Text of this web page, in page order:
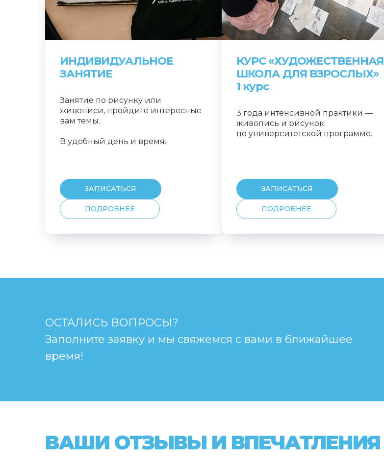
ИНДИВИДУАЛЬНОЕ
ЗАНЯТИЕ
Занятие по рисунку или
живописи, пройдите интересные
вам темы.
В удобный день и время.
ЗАПИСАТЬСЯ
ПОДРОБНЕЕ
КУРС «ХУДОЖЕСТВЕННАЯ
ШКОЛА ДЛЯ ВЗРОСЛЫХ»
1 курс
3 года интенсивной практики —
живопись и рисунок
по университетской программе.
ЗАПИСАТЬСЯ
ПОДРОБНЕЕ
ОСТАЛИСЬ ВОПРОСЫ?
Заполните заявку и мы свяжемся с вами в ближайшее
время!
ВАШИ ОТЗЫВЫ И ВПЕЧАТЛЕНИЯ